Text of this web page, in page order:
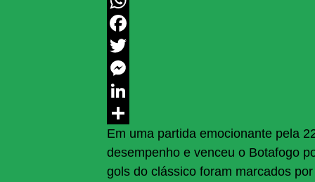
WhatsApp
Facebook
Twitter
Messenger
LinkedIn
Share
Em uma partida emocionante pela
desempenho e venceu o Botafogo
gols do clássico foram marcados